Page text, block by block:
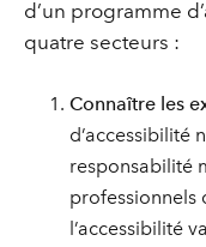
d’un programme
quatre secteurs :
Connaître les
d’accessibilité
responsabilité
professionnels
l’accessibilité